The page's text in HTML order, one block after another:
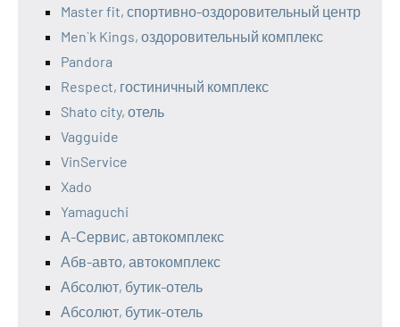
Master fit, спортивно-оздоровительный центр
Men`k Kings, оздоровительный комплекс
Pandora
Respect, гостиничный комплекс
Shato city, отель
Vagguide
VinService
Xado
Yamaguchi
А-Сервис, автокомплекс
Абв-авто, автокомплекс
Абсолют, бутик-отель
Абсолют, бутик-отель